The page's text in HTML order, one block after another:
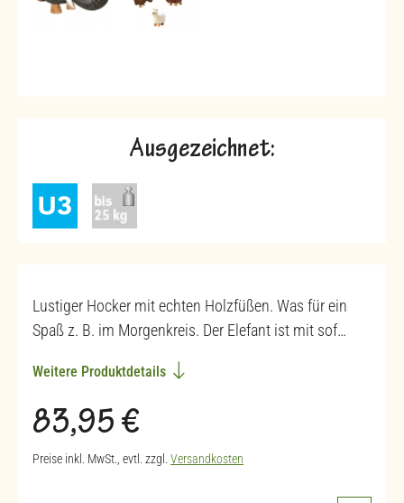
Ausgezeichnet:
Lustiger Hocker mit echten Holzfüßen. Was für ein
Spaß z. B. im Morgenkreis. Der Elefant ist mit sof…
Weitere Produktdetails
Regulärer Preis:
83,95 €
Preise inkl. MwSt., evtl. zzgl. Versandkosten